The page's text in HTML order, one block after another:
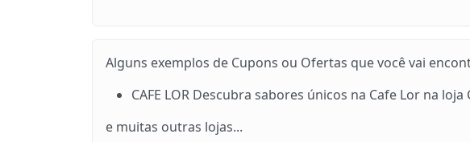
Alguns exemplos de Cupons ou Ofertas que você vai
CAFE LOR Descubra sabores únicos na Cafe Lor na loja
e muitas outras lojas...